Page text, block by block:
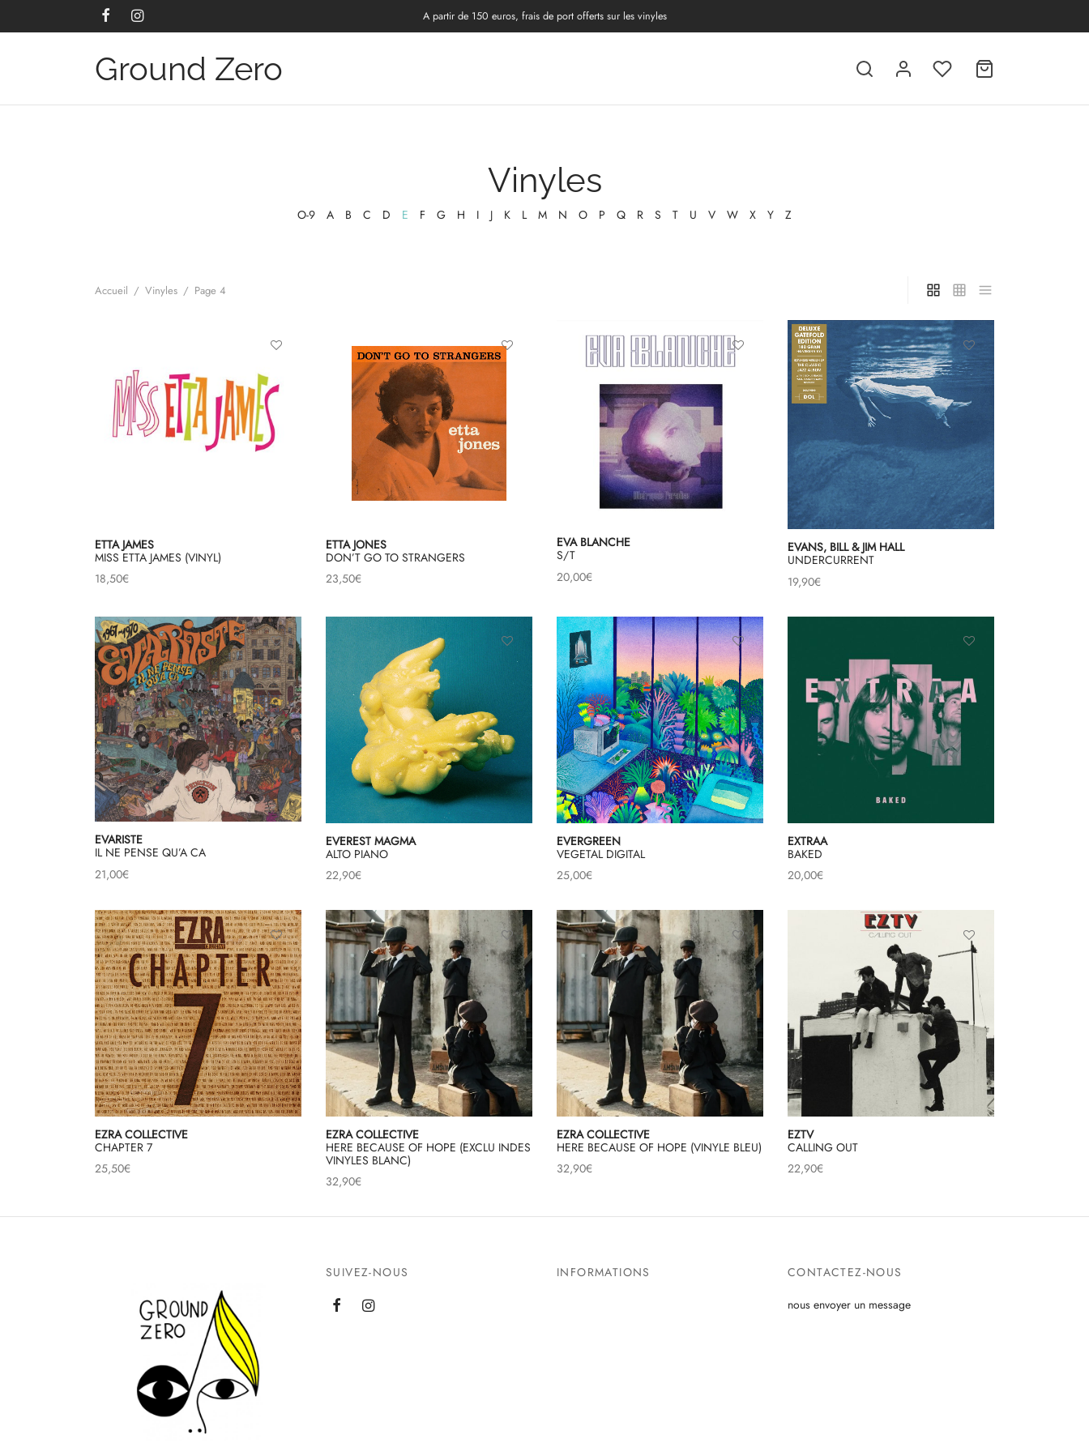
A partir de 150 euros, frais de port offerts sur les vinyles
Ground Zero
Vinyles
O-9 A B C D E F G H I J K L M N O P Q R S T U V W X Y Z
Accueil / Vinyles / Page 4
ETTA JAMES
MISS ETTA JAMES (VINYL)
18,50€
ETTA JONES
DON’T GO TO STRANGERS
23,50€
EVA BLANCHE
S/T
20,00€
EVANS, BILL & JIM HALL
UNDERCURRENT
19,90€
EVARISTE
IL NE PENSE QU’A CA
21,00€
EVEREST MAGMA
ALTO PIANO
22,90€
EVERGREEN
VEGETAL DIGITAL
25,00€
EXTRAA
BAKED
20,00€
EZRA COLLECTIVE
CHAPTER 7
25,50€
EZRA COLLECTIVE
HERE BECAUSE OF HOPE (EXCLU INDES
VINYLES BLANC)
32,90€
EZRA COLLECTIVE
HERE BECAUSE OF HOPE (VINYLE BLEU)
32,90€
EZTV
CALLING OUT
22,90€
SUIVEZ-NOUS INFORMATIONS CONTACTEZ-NOUS
nous envoyer un message